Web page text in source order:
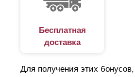
Бесплатная
доставка
Для получения этих бонусов,